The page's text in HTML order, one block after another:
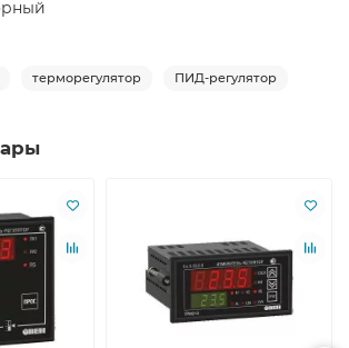
терморегулятор ПИД-регулятор